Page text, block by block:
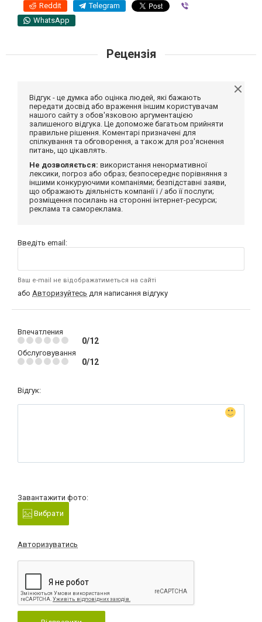
Reddit Telegram
WhatsApp
Рецензія
Відгук - це думка або оцінка людей, які бажають
передати досвід або враження іншим користувачам
нашого сайту з обов'язковою аргументацією
залишеного відгука. Це допоможе багатьом прийняти
правильне рішення. Коментарі призначені для
спілкування та обговорення, а також для роз'яснення
питань, що цікавлять.
Не дозволяється: використання ненормативної
лексики, погроз або образ; безпосереднє порівняння з
іншими конкуруючими компаніями; безпідставні заяви,
що ображають діяльність компанії і / або її послуги;
розміщення посилань на сторонні інтернет-ресурси;
реклама та самореклама.
Введіть email:
Ваш e-mail не відображатиметься на сайті
або Авторизуйтесь для написання відгуку
Впечатления
0/12
Обслуговування
0/12
Відгук:
Завантажити фото:
Вибрати
Авторизуватись